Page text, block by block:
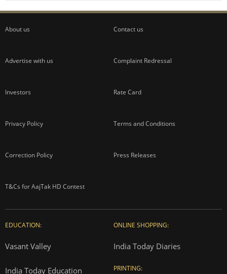
About us Contact us
Advertise with us Complaint Redressal
Investors Rate Card
Privacy Policy Terms and Conditions
Correction Policy Press Releases
T&Cs for AajTak HD Contest
EDUCATION:
Vasant Valley
India Today Education
ONLINE SHOPPING:
India Today Diaries
PRINTING: